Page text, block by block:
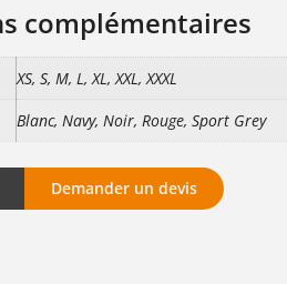
complémentaires
XS, S, M, L, XL, XXL, XXXL
Blanc, Navy, Noir, Rouge, Sport Grey
Demander un devis